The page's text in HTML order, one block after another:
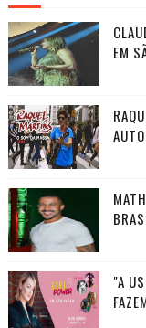
EM
"A